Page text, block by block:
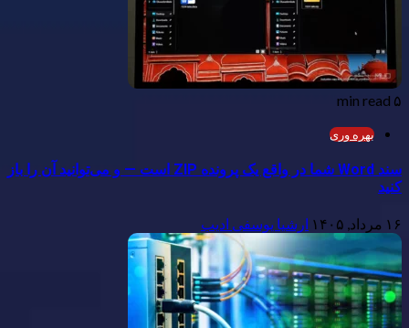
۵ min read
بهره وری
سند Word شما در واقع یک پرونده ZIP است — و می‌توانید آن را باز
کنید
۱۶ مرداد, ۱۴۰۵ ارشیا یوسفی ادیب